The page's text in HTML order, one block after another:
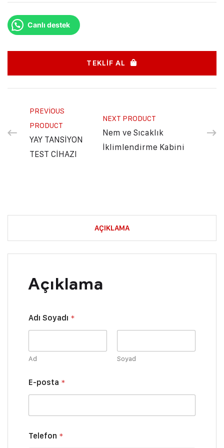
Canlı destek
TEKLIF AL
PREVIOUS
PRODUCT
YAY TANSİYON
TEST CİHAZI
NEXT PRODUCT
Nem ve Sıcaklık
İklimlendirme Kabini
AÇIKLAMA
Açıklama
Adı Soyadı *
Ad Soyad
e
l
f
n
Y
E-posta *
Telefon *